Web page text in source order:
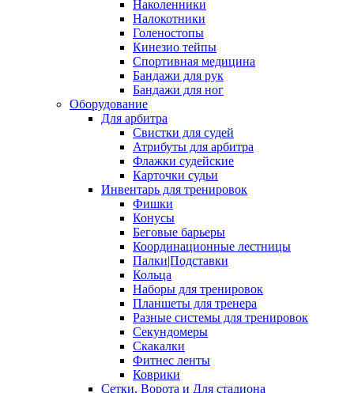
Наколенники
Налокотники
Голеностопы
Кинезио тейпы
Спортивная медицина
Бандажи для рук
Бандажи для ног
Оборудование
Для арбитра
Свистки для судей
Атрибуты для арбитра
Флажки судейские
Карточки судьи
Инвентарь для тренировок
Фишки
Конусы
Беговые барьеры
Координационные лестницы
Палки|Подставки
Кольца
Наборы для тренировок
Планшеты для тренера
Разные системы для тренировок
Секундомеры
Скакалки
Фитнес ленты
Коврики
Сетки, Ворота и Для стадиона